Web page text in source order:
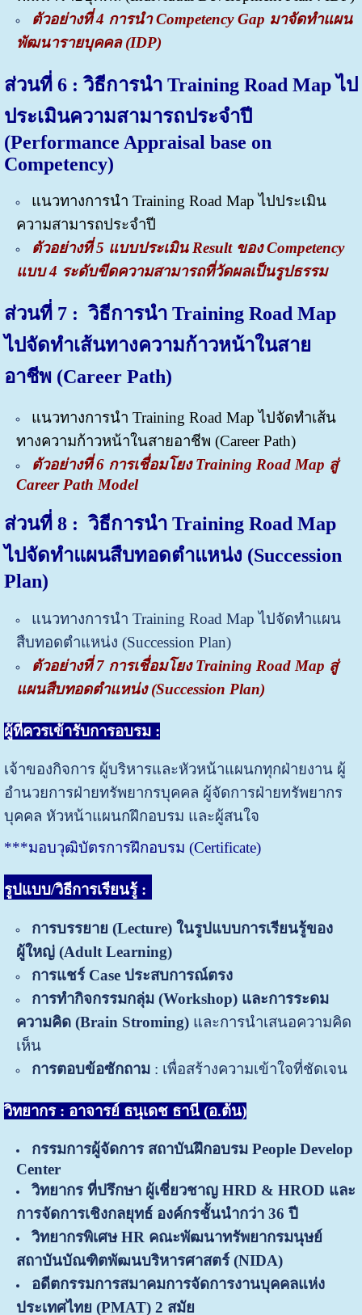
ตัวอย่างที่ 4 การนำ Competency Gap มาจัดทำแผน
พัฒนารายบุคคล (IDP)
ส่วนที่ 6 : วิธีการนำ Training Road Map ไป
ประเมินความสามารถประจำปี
(Performance Appraisal base on
Competency)
แนวทางการนำ Training Road Map ไปประเมิน
ความสามารถประจำปี
ตัวอย่างที่ 5 แบบประเมิน Result ของ Competency
แบบ 4 ระดับขีดความสามารถที่วัดผลเป็นรูปธรรม
ส่วนที่ 7 : วิธีการนำ Training Road Map
ไปจัดทำเส้นทางความก้าวหน้าในสาย
อาชีพ (Career Path)
แนวทางการนำ Training Road Map ไปจัดทำเส้น
ทางความก้าวหน้าในสายอาชีพ (Career Path)
ตัวอย่างที่ 6 การเชื่อมโยง Training Road Map สู่
Career Path Model
ส่วนที่ 8 : วิธีการนำ Training Road Map
ไปจัดทำแผนสืบทอดตำแหน่ง (Succession
Plan)
แนวทางการนำ Training Road Map ไปจัดทำแผน
สืบทอดตำแหน่ง (Succession Plan)
ตัวอย่างที่ 7 การเชื่อมโยง Training Road Map สู่
แผนสืบทอดตำแหน่ง (Succession Plan)
ผู้ที่ควรเข้ารับการอบรม :
เจ้าของกิจการ ผู้บริหารและหัวหน้าแผนกทุกฝ่ายงาน ผู้
อำนวยการฝ่ายทรัพยากรบุคคล ผู้จัดการฝ่ายทรัพยากร
บุคคล หัวหน้าแผนกฝึกอบรม และผู้สนใจ
***มอบวุฒิบัตรการฝึกอบรม (Certificate)
รูปแบบ/วิธีการเรียนรู้:
การบรรยาย (Lecture) ในรูปแบบการเรียนรู้ของ
ผู้ใหญ่ (Adult Learning)
การแชร์ Case ประสบการณ์ตรง
การทำกิจกรรมกลุ่ม(Workshop) และการระดม
ความคิด(Brain Stroming)และการนำเสนอความคิด
เห็น
การตอบข้อซักถาม: เพื่อสร้างความเข้าใจที่ชัดเจน
วิทยากร : อาจารย์ ธนุเดช ธานี (อ.ต้น)
กรรมการผู้จัดการ สถาบันฝึกอบรม People Develop
Center
วิทยากร ที่ปรึกษา ผู้เชี่ยวชาญ HRD & HROD และ
การจัดการเชิงกลยุทธ์ องค์กรชั้นนำกว่า 36 ปี
วิทยากรพิเศษ HR คณะพัฒนาทรัพยากรมนุษย์
สถาบันบัณฑิตพัฒนบริหารศาสตร์ (NIDA)
อดีตกรรมการสมาคมการจัดการงานบุคคลแห่ง
ประเทศไทย (PMAT) 2 สมัย